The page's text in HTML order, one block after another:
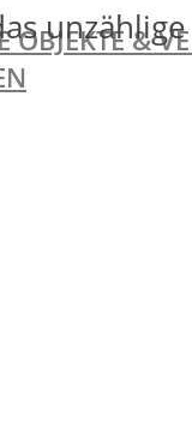
OBJEKTE &